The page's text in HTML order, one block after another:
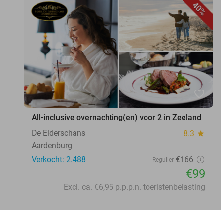
40%
favorite_border
All-inclusive overnachting(en) voor 2 in Zeeland
De Elderschans
8.3 star
Aardenburg
Verkocht: 2.488
Regulier €166
€99
Excl. ca. €6,95 p.p.p.n. toeristenbelasting